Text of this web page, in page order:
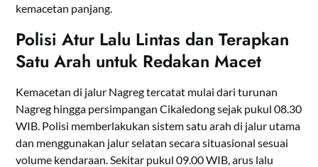
kemacetan panjang.
Polisi Atur Lalu Lintas dan Terapkan
Satu Arah untuk Redakan Macet
Kemacetan di jalur Nagreg tercatat mulai dari turunan
Nagreg hingga persimpangan Cikaledong sejak pukul 08.30
WIB. Polisi memberlakukan sistem satu arah di jalur utama
dan menggunakan jalur selatan secara situasional sesuai
volume kendaraan. Sekitar pukul 09.00 WIB, arus lalu